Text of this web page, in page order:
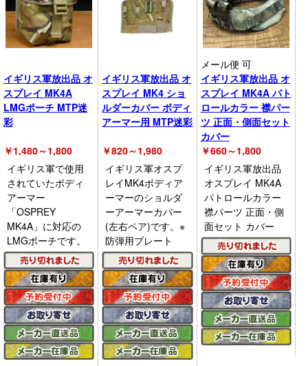
イギリス軍放出品 オ
スプレイ MK4A
LMGポーチ MTP迷
彩
￥1,480～1,800
イギリス軍で使用
されていたボディ
アーマー
「OSPREY
MK4A」に対応の
LMGポーチです。
イギリス軍放出品 オ
スプレイ MK4 ショ
ルダーカバー ボディ
アーマー用 MTP迷彩
￥820～1,980
イギリス軍オスプ
レイMK4ボディア
ーマーのショルダ
ーアーマーカバー
(左右ペア)です。※
防弾用プレート
メール便 可
イギリス軍放出品 オ
スプレイ MK4A パト
ロールカラー 襟パー
ツ 正面・側面セット
カバー
￥660～1,800
イギリス軍放出品
オスプレイ MK4A
パトロールカラー
襟パーツ 正面・側
面セット カバー